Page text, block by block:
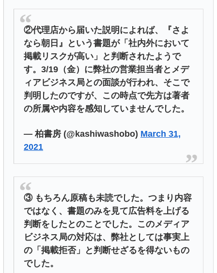
②代理店から届いた説明によれば、『さよ
なら朝日』という書題が「社内外において
掲載リスクが高い」と判断されたようで
す。3/19（金）に弊社の営業担当者とメデ
ィアビジネス局との面談が行われ、そこで
判明したのですが、この時点で先方は著者
の所属や内容を感知していませんでした。
— 柏書房 (@kashiwashobo) March 31,
2021
③ もちろん原稿も未読でした。つまり内容
ではなく、書題のみを見て広告料を上げる
判断をしたとのことでした。このメディア
ビジネス局の対応は、弊社としては事実上
の「掲載拒否」と判断せざるを得ないもの
でした。